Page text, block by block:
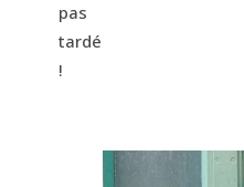
pas
tardé
!